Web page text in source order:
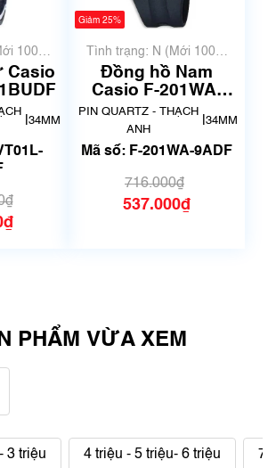
100%
Casio
34MM
Giảm 25%
Tình trạng: N (Mới 100%
chưa qua sử dụng)
Đồng hồ Nam
Casio F-201WA-
9ADF
PIN QUARTZ - THẠCH
ANH
34MM
Mã số: F-201WA-9ADF
716.000₫
537.000₫
PHẨM VỪA XEM
3 triệu 4 triệu - 5 triệu- 6 triệu 7